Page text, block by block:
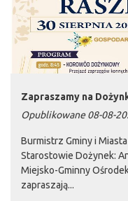
Zapraszamy na
Opublikowane 08-08-
Burmistrz Gminy i
Starostowie Dożynek:
Miejsko-Gminny
zapraszają...